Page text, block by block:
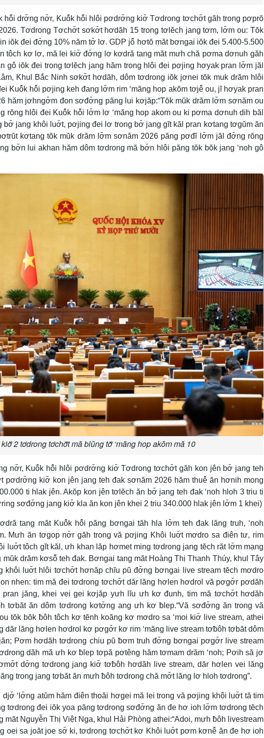
hô̆i drơ̆ng nơ̆r, Kuô̆k hô̆i hlôi pơdrơ̆ng kiơ̆ Tơdrong tơchơ̆t găh trong pơprŏ
Tơdrong Tơchơ̆t sơkơ̆t hơdăh 15 trong tơlĕch jang tơm, lơ̆m ou: Tŏk
iŏk đei đơ̆ng 10% năm tơ̆ lơ. GDP jô̆ hơtŏ măt bơngai iŏk đei 5.400-5.500
tôch kơ lơ, mă lei kiơ̆ đơ̆ng lơ kơdră tang măt mưh chă pơma dơnuh găh
gô iŏk đei trong tơlĕch jang hăm trong hlôi đei pơjing hơyak pran lơ̆m jăl
Khul Bắc Ninh sơkơ̆t hơdăh, dôm tơdrong iŏk jơnei tŏk muk drăm hlôi
Kuô̆k hô̆i pơjing keh đang lơ̆m rim ‘măng hop akŏm tơjê̆ ou, jĭ hơyak pran
hăm jơhngơ̆m đon sơđơ̆ng păng lui kơjăp:“Tŏk mŭk drăm lơ̆m sơnăm ou
rŏng hlôi đei Kuô̆k hô̆i lơ̆m lơ ‘măng hop akom ou ki pơma dơnuh dih băl
jang khôi luơ̆t, pơjing đei lơ trong bơ̆ jang gĭt kăl pran kơtang tơgŭm ăn
kơtang tŏk mŭk drăm lơ̆m sơnăm 2026 păng pơđĭ lơ̆m jăl đơ̆ng rŏng
bơ̆n lui akhan hăm dôm tơdrong mă bơ̆n hlôi păng tŏk bŏk jang ‘noh gô
2 tơdrong tơchơ̆t mă blŭng tơ̆ ‘măng hop akŏm mă 10
nơ̆r, Kuô̆k hô̆i hlôi pơdrơ̆ng kiơ̆ Tơdrong tơchơ̆t găh kon jên bơ̆ jang teh
pơdrơ̆ng kiơ̆ kon jên jang teh đak sơnăm 2026 hăm thuê̆ ăn hơnih mong
ti hlak jên. Akŏp kon jên tơlĕch ăn bơ̆ jang teh đak ‘noh hloh 3 triu ti
sơđơ̆ng jang kiơ̆ kla ăn kon jên khei 2 triu 340.000 hlak jên lơ̆m 1 khei)
tang măt Kuô̆k hô̆i păng bơngai tăh hla lơ̆m teh đak lăng truh, ‘noh
Mưh ăn tơgop nơ̆r găh trong vă pơjing Khôi luơ̆t mơdro sa điên tư, rim
luơ̆t tôch gĭt kăl, ưh khan lăp hơmet ming tơdrong jang tĕch răt lơ̆m mạng
drăm kơsô̆ teh đak. Bơngai tang măt Hoàng Thị Thanh Thúy, khul Tây
khôi luơ̆t hlôi tơchơ̆t hơnăp chĭu pŭ đơ̆ng bơngai live stream tĕch mơdro
nhen: tim mă đei tơdrong tơchơ̆t dăr lăng hơlen hơdrol vă pơgơ̆r pơdăh
jăng, khei vei gei kơjăp yưh lĭu ưh kơ đunh, tim mă tơchơ̆t hơdăh
tơbăt ăn dôm tơdrong kơtơ̆ng ang ưh kơ ƀlep.“Vă sơđơ̆ng ăn trong vă
tŏk bŏk ƀôh tôch kơ tĕnh koăng kơ mơdro sa ‘moi kiơ̆ live stream, athei
dăr lăng hơlen hơdrol kơ pơgơ̆r kơ rim ‘măng live stream tơƀôh tơbăt dôm
Pơm hơdăh tơdrong chiu pŭ ƀơm truh đơ̆ng bơngai pơgơ̆r live stream
dăh mă ưh kơ ƀlep tơpă pơtêng hăm tơmam drăm ‘noh; Pơih să jơ
dơ̆ng tơdrong jang kiơ̆ tơƀôh hơdăh live stream, dăr hơlen vei lăng
trong jang tơbăt ăn mưh ƀôh tơdrong chă mơ̆t lăng lơ hloh tơdrong”.
‘lơ̆ng atŭm hăm điên thoăi hơgei mă lei trong vă pơjing khôi luơ̆t tă tim
tơdrong đei iŏk yoa păng tơdrong sơđơ̆ng ăn đe hơ ioh lơ̆m tơdrong tĕch
Nguyễn Thị Việt Nga, khul Hải Phòng athei:“Adoi, mưh ƀôh livestream
oei sa joăt joe sơ̆ ki, tơdrong tơchơ̆t kơ Khôi luơ̆t pơm kơnê̆ ăn đe hơ ioh